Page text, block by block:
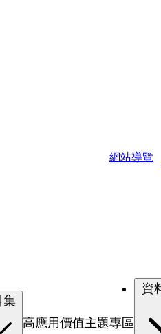
網站導覽
資料集
高應用價值主題專區